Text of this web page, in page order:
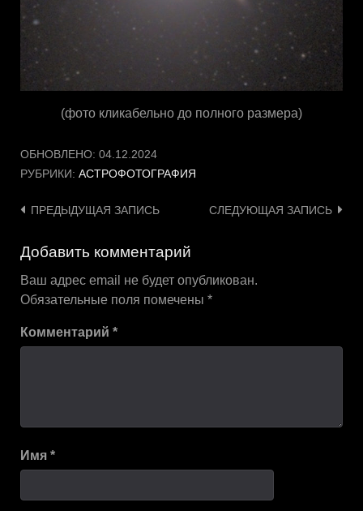
(фото кликабельно до полного размера)
ОБНОВЛЕНО: 04.12.2024
РУБРИКИ: АСТРОФОТОГРАФИЯ
Навигация
записям
ПРЕДЫДУЩАЯ ЗАПИСЬ СЛЕДУЮЩАЯ ЗАПИСЬ
Добавить комментарий
Ваш адрес email не будет опубликован.
Обязательные поля помечены *
Комментарий *
Имя *